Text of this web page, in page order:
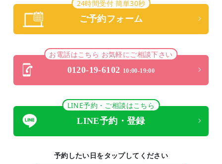
24時間受付 簡単30秒
ご予約フォーム
お電話はこちら お気軽にご相談下さい
0120-19-6102 10:00-19:00
LINE予約・ご相談はこちら
LINE予約・登録
予約したい日をタップしてください